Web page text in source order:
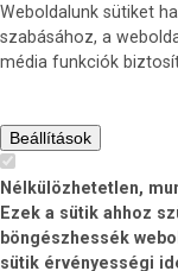
Weboldalunk sütiket
szabásához, a
média funkciók
Beállítások
Nélkülözhetetlen,
Ezek a sütik ahhoz
böngészhessék
sütik érvényességi